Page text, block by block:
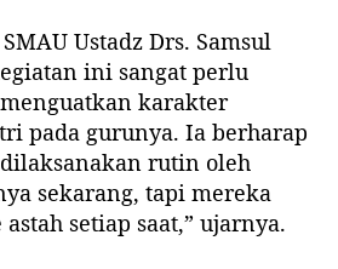
Ustadz Drs. Samsul
ini sangat perlu
karakter
pada gurunya. Ia berharap
rutin oleh
sekarang, tapi mereka
setiap saat,” ujarnya.